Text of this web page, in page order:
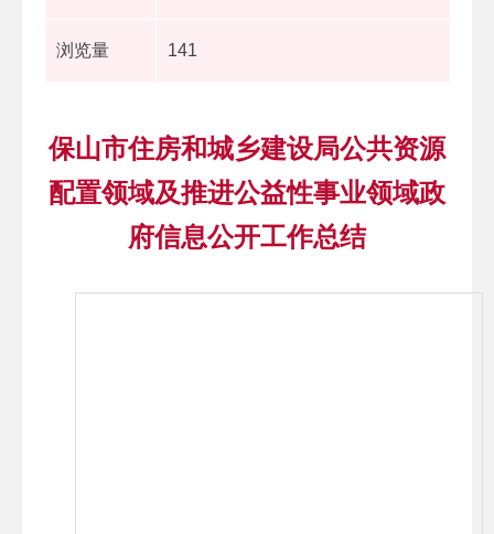
浏览量 141
保山市住房和城乡建设局公共资源
配置领域及推进公益性事业领域政
府信息公开工作总结